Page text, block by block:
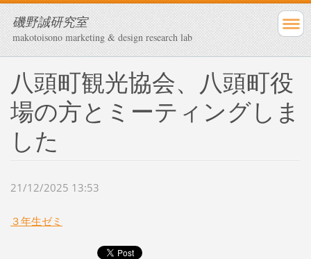
磯野誠研究室
makotoisono marketing & design research lab
八頭町観光協会、八頭町役
場の方とミーティングしま
した
21/12/2025 13:53
３年生ゼミ